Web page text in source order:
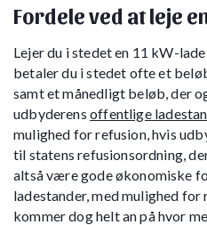
Fordele ved at leje
Lejer du i stedet en 11 kW-
betaler du i stedet ofte et
samt et månedligt beløb, der
udbyderens offentlige
mulighed for refusion, hvis
til statens refusionsordning,
altså være gode økonomiske
ladestander, med mulighed for
kommer dog helt an på hvor